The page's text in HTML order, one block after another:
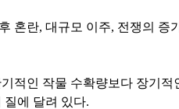
란, 대규모 이주, 전쟁의
적인 작물 수확량보다 장기
질에 달려 있다.